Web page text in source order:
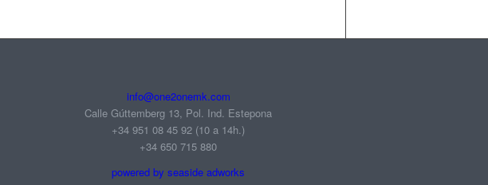
info@one2onemk.com
Calle Gúttemberg 13, Pol. Ind. Estepona
+34 951 08 45 92‬ (10 a 14h.)
+34 650 715 880
powered by seaside adworks